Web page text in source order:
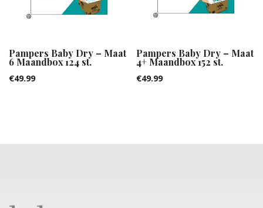
Pampers Baby Dry – Maat
6 Maandbox 124 st.
€49.99
Pampers Baby Dry – Maat
4+ Maandbox 152 st.
€49.99